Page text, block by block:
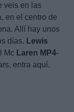
veis en las
en el centro de
Allí hay unos
días. Lewis
Mc Laren MP4-
entra aquí.